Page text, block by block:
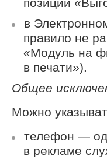
в
правило не
«Модуль на
в печати»).
Общее
Можно
телефон —
в рекламе